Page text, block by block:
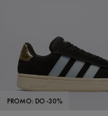
PROMO: DO -30%